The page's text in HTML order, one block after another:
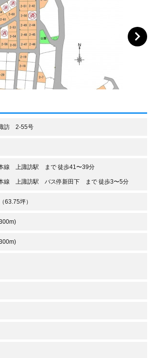
訪 2-55号
線 上諏訪駅 まで 徒歩41〜39分
本線 上諏訪駅 バス停新田下 まで 徒歩3〜5分
63.75坪）